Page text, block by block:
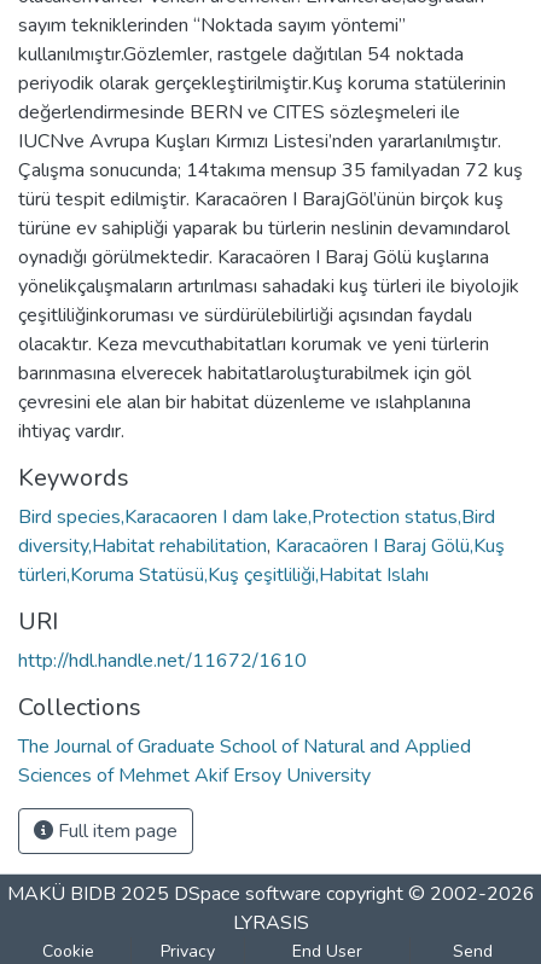
sayım tekniklerinden “Noktada sayım yöntemi”
kullanılmıştır.Gözlemler, rastgele dağıtılan 54 noktada
periyodik olarak gerçekleştirilmiştir.Kuş koruma statülerinin
değerlendirmesinde BERN ve CITES sözleşmeleri ile
IUCNve Avrupa Kuşları Kırmızı Listesi’nden yararlanılmıştır.
Çalışma sonucunda; 14takıma mensup 35 familyadan 72 kuş
türü tespit edilmiştir. Karacaören I BarajGöl’ünün birçok kuş
türüne ev sahipliği yaparak bu türlerin neslinin devamındarol
oynadığı görülmektedir. Karacaören I Baraj Gölü kuşlarına
yönelikçalışmaların artırılması sahadaki kuş türleri ile biyolojik
çeşitliliğinkoruması ve sürdürülebilirliği açısından faydalı
olacaktır. Keza mevcuthabitatları korumak ve yeni türlerin
barınmasına elverecek habitatlaroluşturabilmek için göl
çevresini ele alan bir habitat düzenleme ve ıslahplanına
ihtiyaç vardır.
Keywords
Bird species,Karacaoren I dam lake,Protection status,Bird
diversity,Habitat rehabilitation, Karacaören I Baraj Gölü,Kuş
türleri,Koruma Statüsü,Kuş çeşitliliği,Habitat Islahı
URI
http://hdl.handle.net/11672/1610
Collections
The Journal of Graduate School of Natural and Applied
Sciences of Mehmet Akif Ersoy University
Full item page
MAKÜ BIDB 2025 DSpace software copyright © 2002-2026
LYRASIS
Cookie Privacy End User Send